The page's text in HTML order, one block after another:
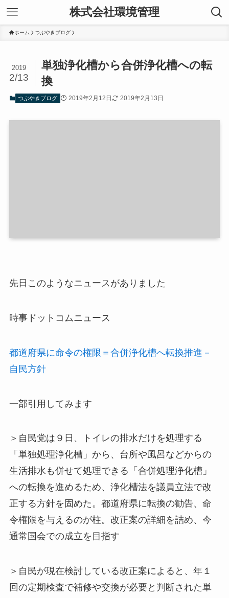
株式会社環境管理
ホーム つぶやきブログ
単独浄化槽から合併浄化槽への転
換
2019
2/13
つぶやきブログ 2019年2月12日 2019年2月13日
先日このようなニュースがありました
時事ドットコムニュース
都道府県に命令の権限＝合併浄化槽へ転換推進－
自民方針
一部引用してみます
＞自民党は９日、トイレの排水だけを処理する
「単独処理浄化槽」から、台所や風呂などからの
生活排水も併せて処理できる「合併処理浄化槽」
への転換を進めるため、浄化槽法を議員立法で改
正する方針を固めた。都道府県に転換の勧告、命
令権限を与えるのが柱。改正案の詳細を詰め、今
通常国会での成立を目指す
＞自民が現在検討している改正案によると、年１
回の定期検査で補修や交換が必要と判断された単